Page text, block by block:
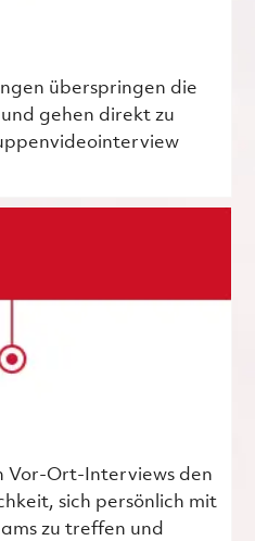
überspringen die
gehen direkt zu
Vor-Ort-Interviews den
sich persönlich mit
zu treffen und